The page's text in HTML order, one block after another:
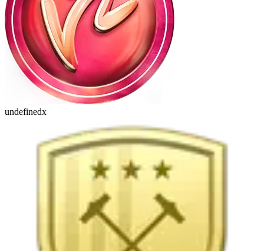
undefinedx